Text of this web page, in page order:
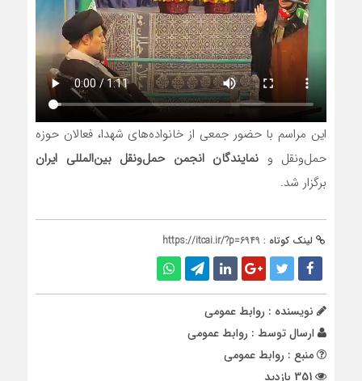
این مراسم با حضور جمعی از خانواده‌های شهدا، فعالان حوزه
حمل‌ونقل و نمایندگان انجمن حمل‌ونقل بین‌المللی ایران
برگزار شد.
لینک کوتاه : https://itcai.ir/?p=6949
نویسنده : روابط عمومی
ارسال توسط : روابط عمومی
منبع : روابط عمومی